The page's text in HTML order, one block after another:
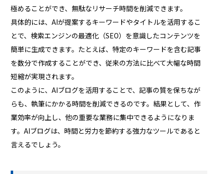
極めることができ、無駄なリサーチ時間を削減できます。
具体的には、AIが提案するキーワードやタイトルを活用するこ
とで、検索エンジンの最適化（SEO）を意識したコンテンツを
簡単に生成できます。たとえば、特定のキーワードを含む記事
を数分で作成することができ、従来の方法に比べて大幅な時間
短縮が実現されます。
このように、AIブログを活用することで、記事の質を保ちなが
らも、執筆にかかる時間を削減できるのです。結果として、作
業効率が向上し、他の重要な業務に集中できるようになりま
す。AIブログは、時間と労力を節約する強力なツールであると
言えるでしょう。